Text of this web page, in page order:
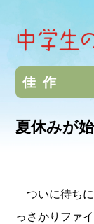
佳作
夏休みが
ついに待ちに
っさかりファ